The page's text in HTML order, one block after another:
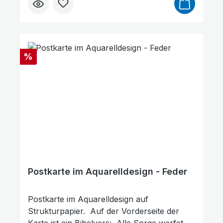
Rabatt
%
Postkarte im Aquarelldesign - Feder
Postkarte im Aquarelldesign auf
Strukturpapier. Auf der Vorderseite der